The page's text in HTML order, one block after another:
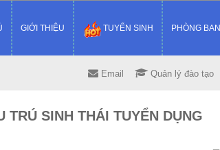
GIỚI THIỆU TUYỂN SINH PHÒNG BAN
Email Quản lý đào tạo
SINH THÁI TUYỂN DỤNG